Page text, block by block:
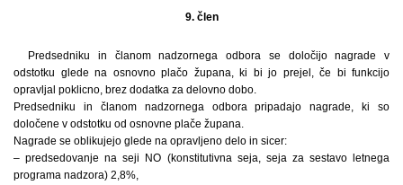
9. člen
Predsedniku in članom nadzornega odbora se določijo nagrade v
odstotku glede na osnovno plačo župana, ki bi jo prejel, če bi funkcijo
opravljal poklicno, brez dodatka za delovno dobo.
Predsedniku in članom nadzornega odbora pripadajo nagrade, ki so
določene v odstotku od osnovne plače župana.
Nagrade se oblikujejo glede na opravljeno delo in sicer:
– predsedovanje na seji NO (konstitutivna seja, seja za sestavo letnega
programa nadzora) 2,8%,